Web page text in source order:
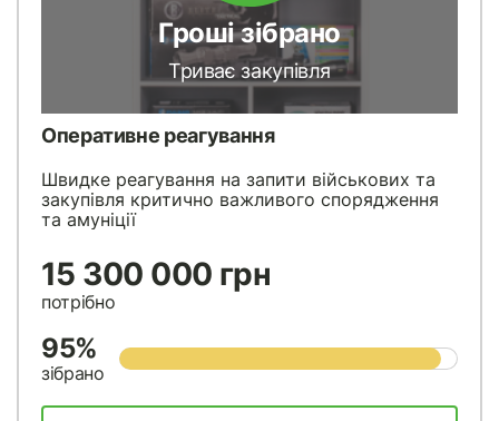
Гроші зібрано
Триває закупівля
Оперативне реагування
Швидке реагування на запити військових та
закупівля критично важливого спорядження
та амуніції
15 300 000 грн
потрібно
95%
зібрано